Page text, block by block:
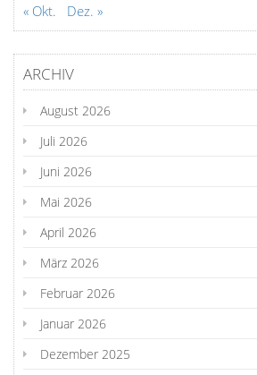
« Okt. Dez. »
ARCHIV
August 2026
Juli 2026
Juni 2026
Mai 2026
April 2026
März 2026
Februar 2026
Januar 2026
Dezember 2025